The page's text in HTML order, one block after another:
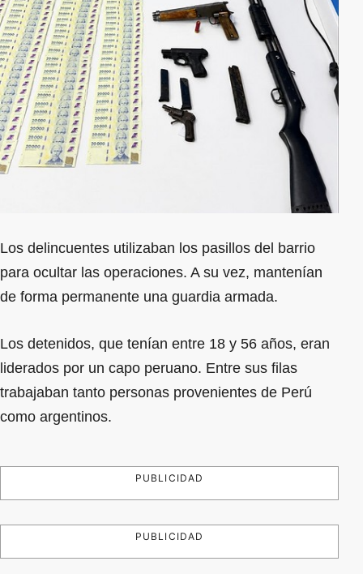
Los delincuentes utilizaban los pasillos del barrio
para ocultar las operaciones. A su vez, mantenían
de forma permanente una guardia armada.
Los detenidos, que tenían entre 18 y 56 años, eran
liderados por un capo peruano. Entre sus filas
trabajaban tanto personas provenientes de Perú
como argentinos.
PUBLICIDAD
PUBLICIDAD